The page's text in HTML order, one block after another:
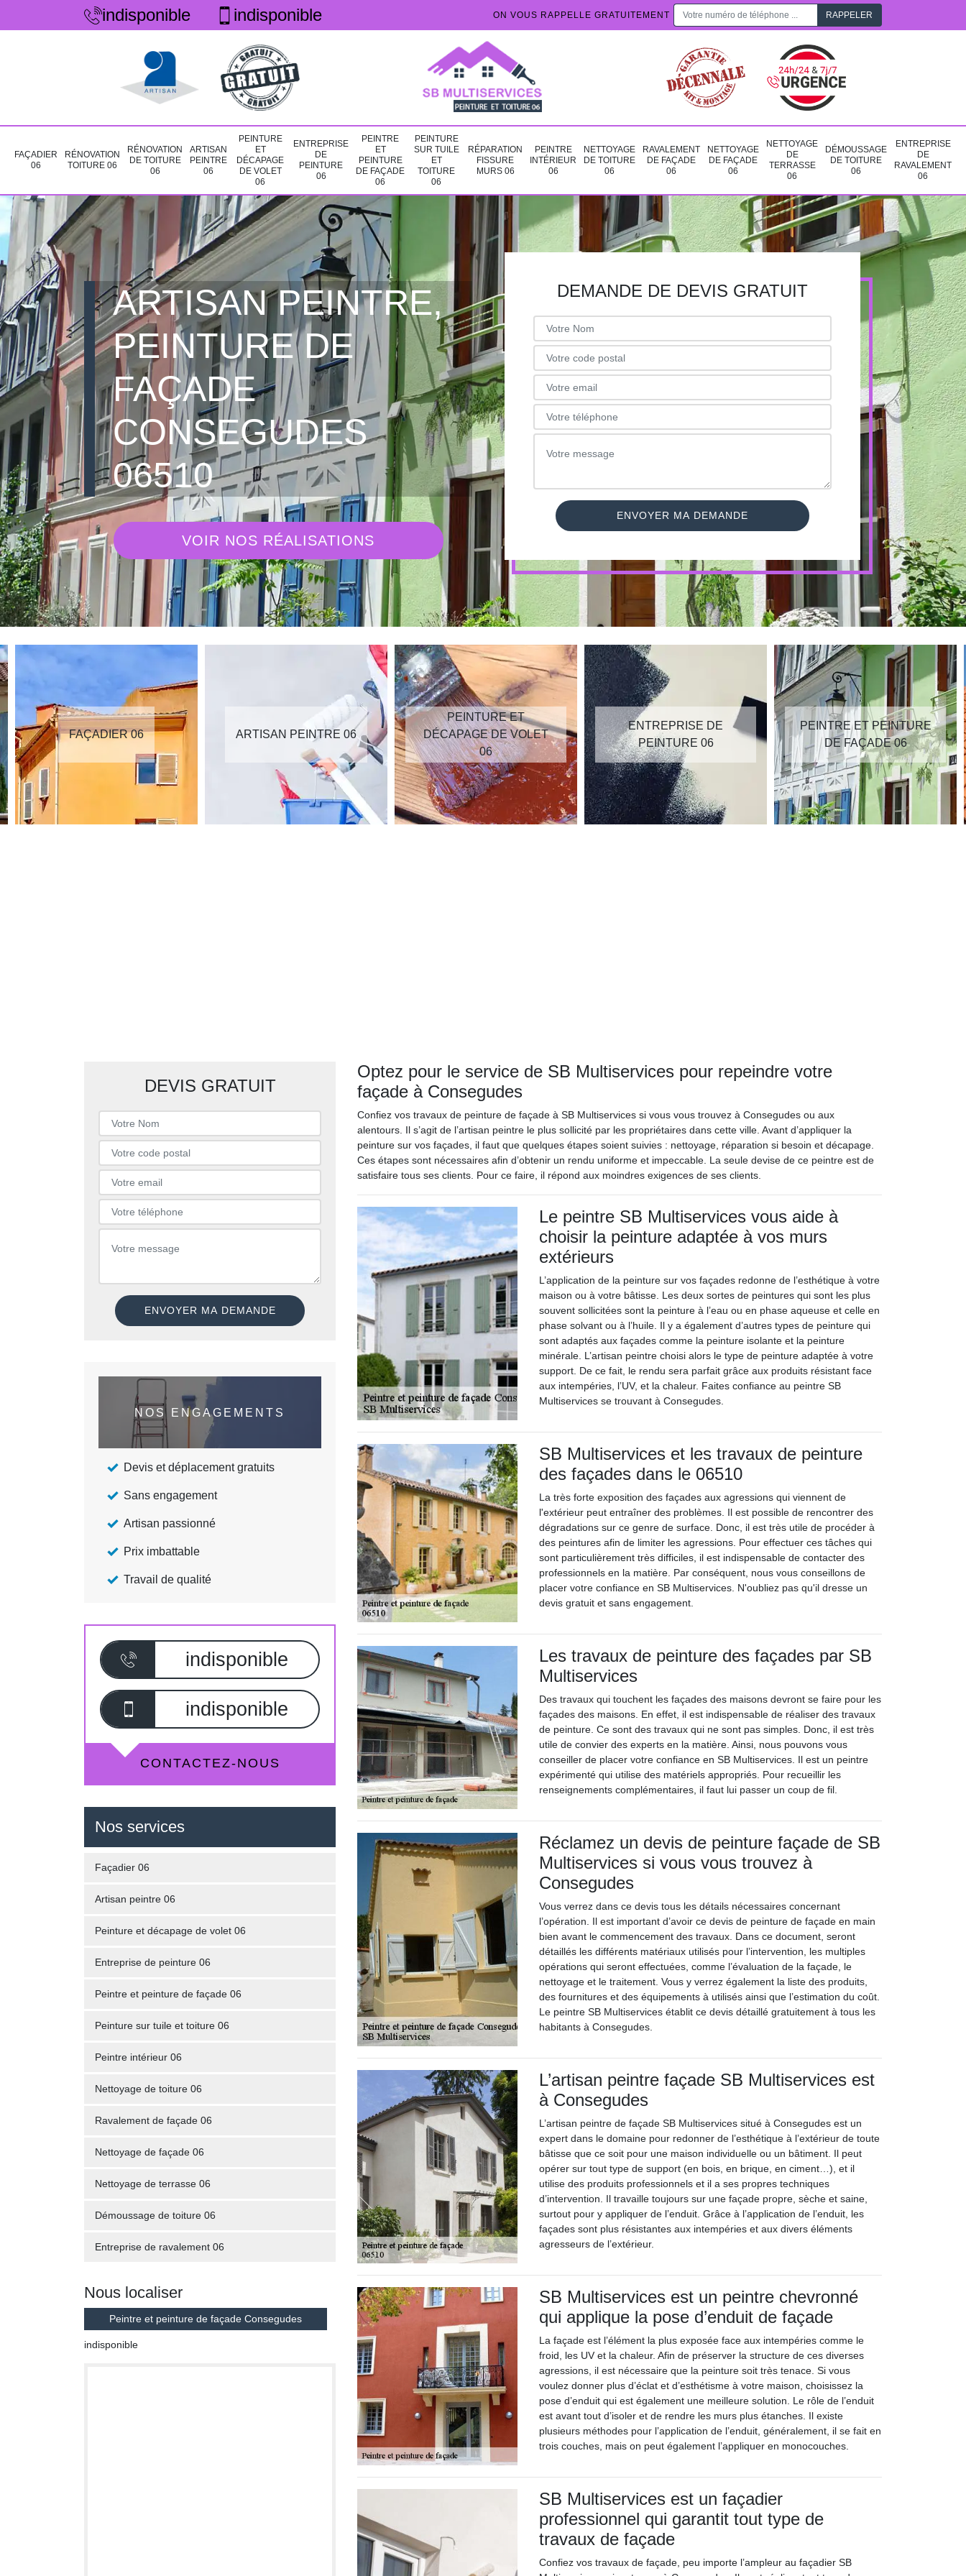
indisponible indisponible ON VOUS RAPPELLE GRATUITEMENT
FAÇADIER
06
RÉNOVATION
TOITURE 06
RÉNOVATION
DE TOITURE
06
ARTISAN
PEINTRE
06
PEINTURE
ET
DÉCAPAGE
DE VOLET
06
ENTREPRISE
DE
PEINTURE
06
PEINTRE
ET
PEINTURE
DE FAÇADE
06
PEINTURE
SUR TUILE
ET
TOITURE
06
RÉPARATION
FISSURE
MURS 06
PEINTRE
INTÉRIEUR
06
NETTOYAGE
DE TOITURE
06
RAVALEMENT
DE FAÇADE
06
NETTOYAGE
DE FAÇADE
06
NETTOYAGE
DE
TERRASSE
06
DÉMOUSSAGE
DE TOITURE
06
ENTREPRISE
DE
RAVALEMENT
06
ARTISAN PEINTRE,
PEINTURE DE
FAÇADE
CONSEGUDES
06510
VOIR NOS RÉALISATIONS
DEMANDE DE DEVIS GRATUIT
FAÇADIER 06 ARTISAN PEINTRE 06
PEINTURE ET
DÉCAPAGE DE VOLET
06
ENTREPRISE DE
PEINTURE 06
PEINTRE ET PEINTURE
DE FAÇADE 06
DEVIS GRATUIT
NOS ENGAGEMENTS
Devis et déplacement gratuits
Sans engagement
Artisan passionné
Prix imbattable
Travail de qualité
indisponible
indisponible
CONTACTEZ-NOUS
Nos services
Façadier 06
Artisan peintre 06
Peinture et décapage de volet 06
Entreprise de peinture 06
Peintre et peinture de façade 06
Peinture sur tuile et toiture 06
Peintre intérieur 06
Nettoyage de toiture 06
Ravalement de façade 06
Nettoyage de façade 06
Nettoyage de terrasse 06
Démoussage de toiture 06
Entreprise de ravalement 06
Nous localiser
Peintre et peinture de façade Consegudes
indisponible
Optez pour le service de SB Multiservices pour repeindre votre
façade à Consegudes
Confiez vos travaux de peinture de façade à SB Multiservices si vous vous trouvez à Consegudes ou aux
alentours. Il s’agit de l’artisan peintre le plus sollicité par les propriétaires dans cette ville. Avant d’appliquer la
peinture sur vos façades, il faut que quelques étapes soient suivies : nettoyage, réparation si besoin et décapage.
Ces étapes sont nécessaires afin d’obtenir un rendu uniforme et impeccable. La seule devise de ce peintre est de
satisfaire tous ses clients. Pour ce faire, il répond aux moindres exigences de ses clients.
Le peintre SB Multiservices vous aide à
choisir la peinture adaptée à vos murs
extérieurs
L’application de la peinture sur vos façades redonne de l’esthétique à votre
maison ou à votre bâtisse. Les deux sortes de peintures qui sont les plus
souvent sollicitées sont la peinture à l’eau ou en phase aqueuse et celle en
phase solvant ou à l’huile. Il y a également d’autres types de peinture qui
sont adaptés aux façades comme la peinture isolante et la peinture
minérale. L’artisan peintre choisi alors le type de peinture adaptée à votre
support. De ce fait, le rendu sera parfait grâce aux produits résistant face
aux intempéries, l’UV, et la chaleur. Faites confiance au peintre SB
Multiservices se trouvant à Consegudes.
SB Multiservices et les travaux de peinture
des façades dans le 06510
La très forte exposition des façades aux agressions qui viennent de
l'extérieur peut entraîner des problèmes. Il est possible de rencontrer des
dégradations sur ce genre de surface. Donc, il est très utile de procéder à
des peintures afin de limiter les agressions. Pour effectuer ces tâches qui
sont particulièrement très difficiles, il est indispensable de contacter des
professionnels en la matière. Par conséquent, nous vous conseillons de
placer votre confiance en SB Multiservices. N'oubliez pas qu'il dresse un
devis gratuit et sans engagement.
Les travaux de peinture des façades par SB
Multiservices
Des travaux qui touchent les façades des maisons devront se faire pour les
façades des maisons. En effet, il est indispensable de réaliser des travaux
de peinture. Ce sont des travaux qui ne sont pas simples. Donc, il est très
utile de convier des experts en la matière. Ainsi, nous pouvons vous
conseiller de placer votre confiance en SB Multiservices. Il est un peintre
expérimenté qui utilise des matériels appropriés. Pour recueillir les
renseignements complémentaires, il faut lui passer un coup de fil.
Réclamez un devis de peinture façade de SB
Multiservices si vous vous trouvez à
Consegudes
Vous verrez dans ce devis tous les détails nécessaires concernant
l’opération. Il est important d’avoir ce devis de peinture de façade en main
bien avant le commencement des travaux. Dans ce document, seront
détaillés les différents matériaux utilisés pour l’intervention, les multiples
opérations qui seront effectuées, comme l’évaluation de la façade, le
nettoyage et le traitement. Vous y verrez également la liste des produits,
des fournitures et des équipements à utilisés ainsi que l’estimation du coût.
Le peintre SB Multiservices établit ce devis détaillé gratuitement à tous les
habitants à Consegudes.
L’artisan peintre façade SB Multiservices est
à Consegudes
L’artisan peintre de façade SB Multiservices situé à Consegudes est un
expert dans le domaine pour redonner de l’esthétique à l’extérieur de toute
bâtisse que ce soit pour une maison individuelle ou un bâtiment. Il peut
opérer sur tout type de support (en bois, en brique, en ciment…), et il
utilise des produits professionnels et il a ses propres techniques
d’intervention. Il travaille toujours sur une façade propre, sèche et saine,
surtout pour y appliquer de l’enduit. Grâce à l’application de l’enduit, les
façades sont plus résistantes aux intempéries et aux divers éléments
agresseurs de l’extérieur.
SB Multiservices est un peintre chevronné
qui applique la pose d’enduit de façade
La façade est l’élément la plus exposée face aux intempéries comme le
froid, les UV et la chaleur. Afin de préserver la structure de ces diverses
agressions, il est nécessaire que la peinture soit très tenace. Si vous
voulez donner plus d’éclat et d’esthétisme à votre maison, choisissez la
pose d’enduit qui est également une meilleure solution. Le rôle de l’enduit
est avant tout d’isoler et de rendre les murs plus étanches. Il existe
plusieurs méthodes pour l’application de l’enduit, généralement, il se fait en
trois couches, mais on peut également l’appliquer en monocouches.
SB Multiservices est un façadier
professionnel qui garantit tout type de
travaux de façade
Confiez vos travaux de façade, peu importe l’ampleur au façadier SB